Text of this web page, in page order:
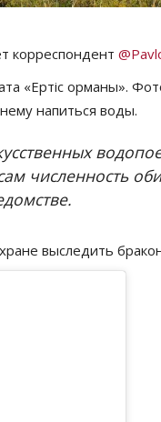
корреспондент
«Ертіс орманы».
напиться воды.
численность
выследить